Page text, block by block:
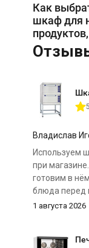
Как
шкаф для
Владислав
Используем
при
готовим в
блюда перед
1 августа 2026